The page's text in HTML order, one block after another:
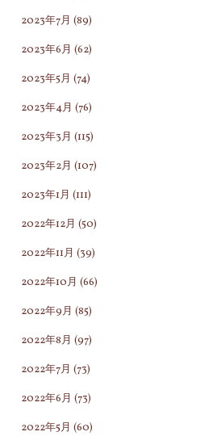
2023年7月 (89)
2023年6月 (62)
2023年5月 (74)
2023年4月 (76)
2023年3月 (115)
2023年2月 (107)
2023年1月 (111)
2022年12月 (50)
2022年11月 (39)
2022年10月 (66)
2022年9月 (85)
2022年8月 (97)
2022年7月 (73)
2022年6月 (73)
2022年5月 (60)